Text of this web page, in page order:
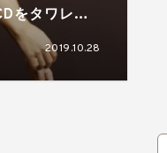
をタワレコ
2019.10.28